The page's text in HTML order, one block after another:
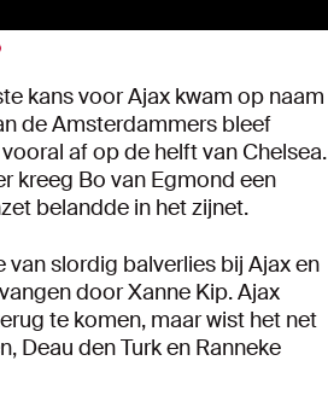
kans voor Ajax kwam op naam
de Amsterdammers bleef
af op de helft van Chelsea.
kreeg Bo van Egmond een
belandde in het zijnet.
slordig balverlies bij Ajax en
door Xanne Kip. Ajax
te komen, maar wist het net
Deau den Turk en Ranneke